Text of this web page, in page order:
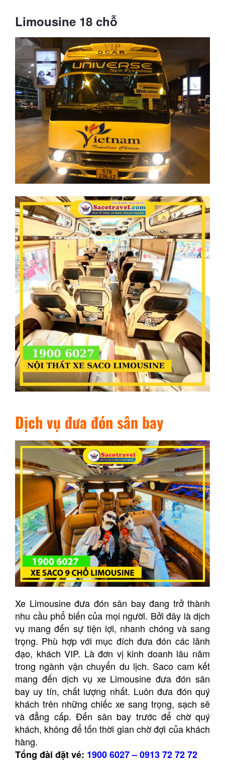
Limousine 18 chỗ
Dịch vụ đưa đón sân bay
Xe Limousine đưa đón sân bay đang trở thành
nhu cầu phổ biến của mọi người. Bởi đây là dịch
vụ mang đến sự tiện lợi, nhanh chóng và sang
trọng. Phù hợp với mục đích đưa đón các lãnh
đạo, khách VIP. Là đơn vị kinh doanh lâu năm
trong ngành vận chuyển du lịch. Saco cam kết
mang đến dịch vụ xe Limousine đưa đón sân
bay uy tín, chất lượng nhất. Luôn đưa đón quý
khách trên những chiếc xe sang trọng, sạch sẽ
và đẳng cấp. Đến sân bay trước để chờ quý
khách, không để tốn thời gian chờ đợi của khách
hàng.
Tổng đài đặt vé: 1900 6027–0913 72 72 72